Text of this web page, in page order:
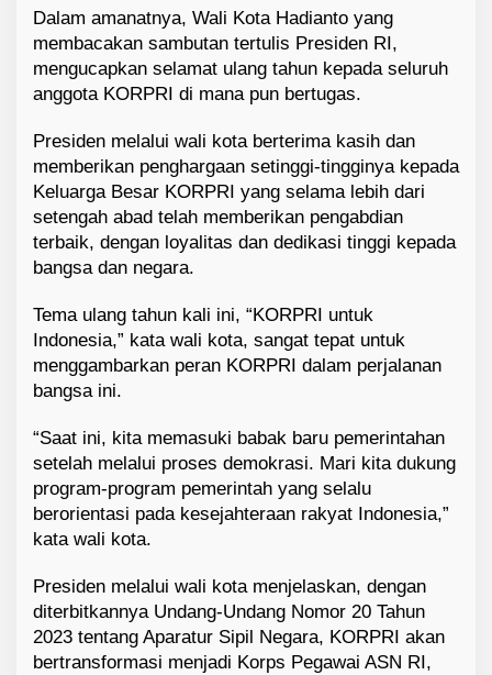
Dalam amanatnya, Wali Kota Hadianto yang
membacakan sambutan tertulis Presiden RI,
mengucapkan selamat ulang tahun kepada seluruh
anggota KORPRI di mana pun bertugas.
Presiden melalui wali kota berterima kasih dan
memberikan penghargaan setinggi-tingginya kepada
Keluarga Besar KORPRI yang selama lebih dari
setengah abad telah memberikan pengabdian
terbaik, dengan loyalitas dan dedikasi tinggi kepada
bangsa dan negara.
Tema ulang tahun kali ini, “KORPRI untuk
Indonesia,” kata wali kota, sangat tepat untuk
menggambarkan peran KORPRI dalam perjalanan
bangsa ini.
“Saat ini, kita memasuki babak baru pemerintahan
setelah melalui proses demokrasi. Mari kita dukung
program-program pemerintah yang selalu
berorientasi pada kesejahteraan rakyat Indonesia,”
kata wali kota.
Presiden melalui wali kota menjelaskan, dengan
diterbitkannya Undang-Undang Nomor 20 Tahun
2023 tentang Aparatur Sipil Negara, KORPRI akan
bertransformasi menjadi Korps Pegawai ASN RI,